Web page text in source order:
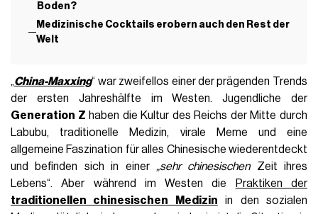
Boden?
Medizinische Cocktails erobern auch den Rest der
Welt
„China-Maxxing“ war zweifellos einer der prägenden Trends
der ersten Jahreshälfte im Westen. Jugendliche der
Generation Z haben die Kultur des Reichs der Mitte durch
Labubu, traditionelle Medizin, virale Meme und eine
allgemeine Faszination für alles Chinesische wiederentdeckt
und befinden sich in einer „sehr chinesischenZeit ihres
Lebens“. Aber während im Westen die
Praktiken der
traditionellen chinesischen Medizin in den sozialen